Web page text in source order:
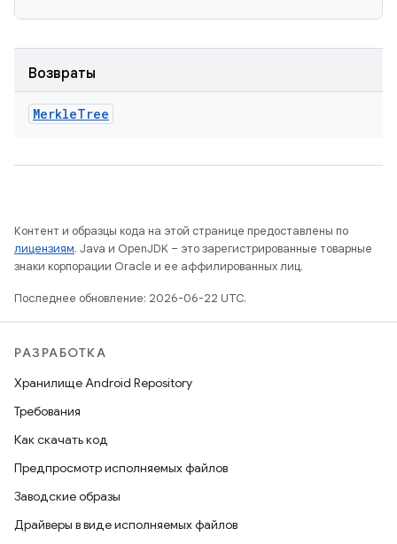
Возвраты
MerkleTree
Контент и образцы кода на этой странице предоставлены по
лицензиям. Java и OpenJDK – это зарегистрированные товарные
знаки корпорации Oracle и ее аффилированных лиц.
Последнее обновление: 2026-06-22 UTC.
РАЗРАБОТКА
Хранилище Android Repository
Требования
Как скачать код
Предпросмотр исполняемых файлов
Заводские образы
Драйверы в виде исполняемых файлов